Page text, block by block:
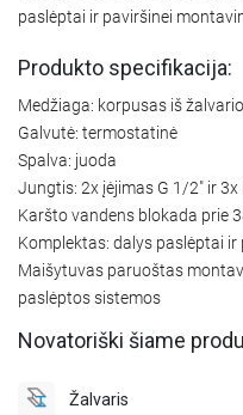
paslėptai ir paviršinei
Produkto specifikacija:
Medžiaga: korpusas iš žalvario
Galvutė: termostatinė
Spalva: juoda
Jungtis: 2x įėjimas G 1/2" ir 3x
Karšto vandens blokada prie
Komplektas: dalys paslėptai
Maišytuvas paruoštas
paslėptos sistemos
Novatoriški šiame
Žalvaris